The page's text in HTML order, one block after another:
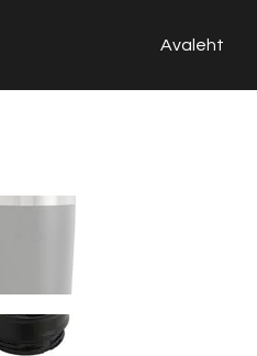
Avaleht